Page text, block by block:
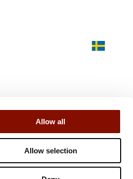
Allow all
Allow selection